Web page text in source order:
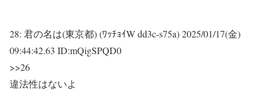
28: 君の名は(東京都) (ﾜｯﾁｮｲW dd3c-s75a)2025/01/17(金)
09:44:42.63 ID:mQigSPQD0
>>26
違法性はないよ